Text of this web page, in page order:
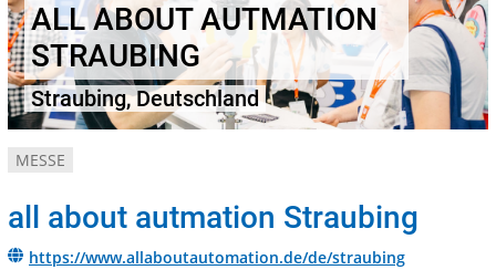
ALL ABOUT AUTMATION
STRAUBING
Straubing, Deutschland
MESSE
all about autmation Straubing
https://www.allaboutautomation.de/de/straubing